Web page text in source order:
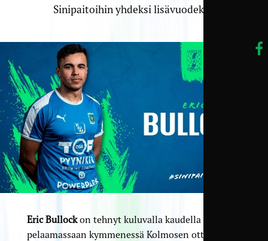
Sinipaitoihin yhdeksi lisävuodeksi.
Eric Bullockon tehnyt kuluvalla kaudella
pelaamassaan kymmenessä Kolmosen ottelussa